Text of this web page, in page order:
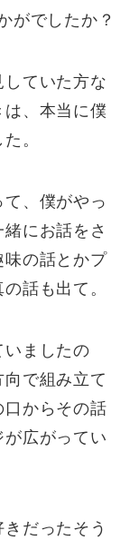
がでしたか？
ていた方な
、本当に僕
。
、僕がやっ
にお話をさ
味の話とかプ
話も出て。
ましたの
で組み立て
からその話
広がってい
だったそう